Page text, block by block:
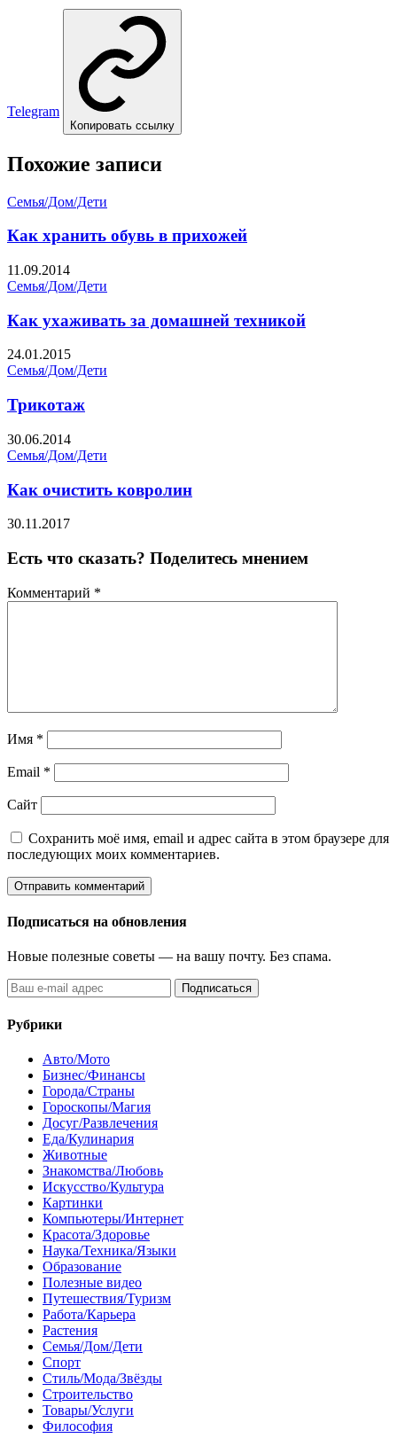
Telegram
Копировать ссылку
Похожие записи
Семья/Дом/Дети
Как хранить обувь в прихожей
11.09.2014
Семья/Дом/Дети
Как ухаживать за домашней техникой
24.01.2015
Семья/Дом/Дети
Трикотаж
30.06.2014
Семья/Дом/Дети
Как очистить ковролин
30.11.2017
Есть что сказать? Поделитесь мнением
Комментарий *
Имя *
Email *
Сайт
Сохранить моё имя, email и адрес сайта в этом браузере для
последующих моих комментариев.
Подписаться на обновления
Новые полезные советы — на вашу почту. Без спама.
Подписаться
Рубрики
Авто/Мото
Бизнес/Финансы
Города/Страны
Гороскопы/Магия
Досуг/Развлечения
Еда/Кулинария
Животные
Знакомства/Любовь
Искусство/Культура
Картинки
Компьютеры/Интернет
Красота/Здоровье
Наука/Техника/Языки
Образование
Полезные видео
Путешествия/Туризм
Работа/Карьера
Растения
Семья/Дом/Дети
Спорт
Стиль/Мода/Звёзды
Строительство
Товары/Услуги
Философия